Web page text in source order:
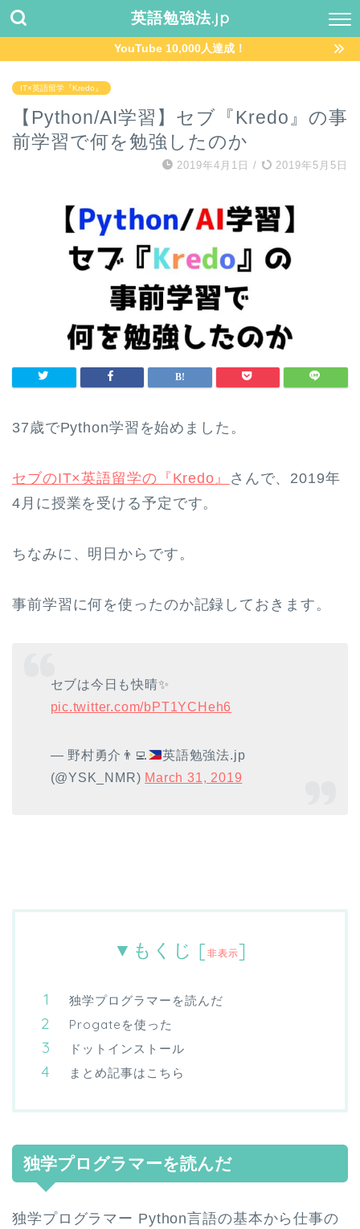
英語勉強法.jp
YouTube 10,000人達成！
IT×英語留学『Kredo』
【Python/AI学習】セブ『Kredo』の事
前学習で何を勉強したのか
2019年4月1日 / 2019年5月5日
37歳でPython学習を始めました。
セブのIT×英語留学の『Kredo』
さんで、2019年
4月に授業を受ける予定です。
ちなみに、明日からです。
事前学習に何を使ったのか記録しておきます。
セブは今日も快晴✨
pic.twitter.com/bPT1YCHeh6
— 野村勇介 👨‍💻
英語勉強法.jp
(@YSK_NMR) March 31, 2019
▼もくじ [ 非表示]
独学プログラマーを読んだ
Progateを使った
ドットインストール
まとめ記事はこちら
独学プログラマーを読んだ
独学プログラマー Python言語の基本から仕事の